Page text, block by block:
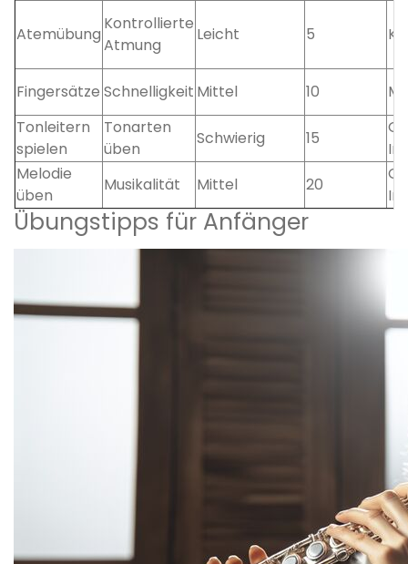
Atemübung
Kontrollierte
Atmung
Leicht 5
Fingersätze Schnelligkeit Mittel 10
Tonleitern
spielen
Tonarten
üben
Schwierig 15
Melodie
üben
Musikalität Mittel 20
Übungstipps für Anfänger